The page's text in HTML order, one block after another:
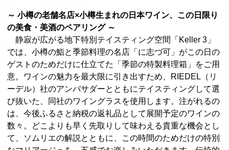
～ 小樽の老舗名店×小樽生まれの日本ワイン、この日限り
の美食・美酒のペアリング ～
静寂が広がる地下特別テイスティング空間「Keller 3」
では、小樽の鮨と季節料理の名店「に志づ可」がこの日の
ゲストのためだけに仕立てた「季節の特製料理箱」をご用
意。ワインの魅力を最大限に引き出すため、RIEDEL（リ
ーデル）社のアンバサダーとともにテイスティングして選
び抜いた、同社のワイングラスを使用します。注がれるの
は、今後ふるさと納税の返礼品として展開予定のワインの
数々。どこよりも早く先取りして味わえる貴重な機会とし
て、ソムリエの解説とともに、この時間のためだけの特別